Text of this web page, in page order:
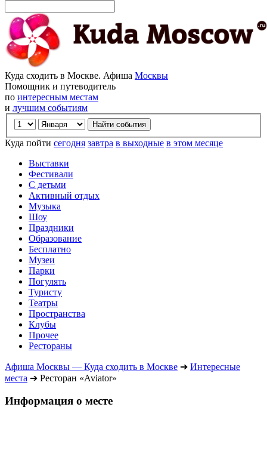
Куда сходить в Москве. Афиша Москвы
Помощник и путеводитель
по интересным местам
и лучшим событиям
Куда пойти сегодня завтра в выходные в этом месяце
Выставки
Фестивали
С детьми
Активный отдых
Музыка
Шоу
Праздники
Образование
Бесплатно
Музеи
Парки
Погулять
Туристу
Театры
Пространства
Клубы
Прочее
Рестораны
Афиша Москвы — Куда сходить в Москве ➔ Интересные
места ➔ Ресторан «Aviator»
Информация о месте